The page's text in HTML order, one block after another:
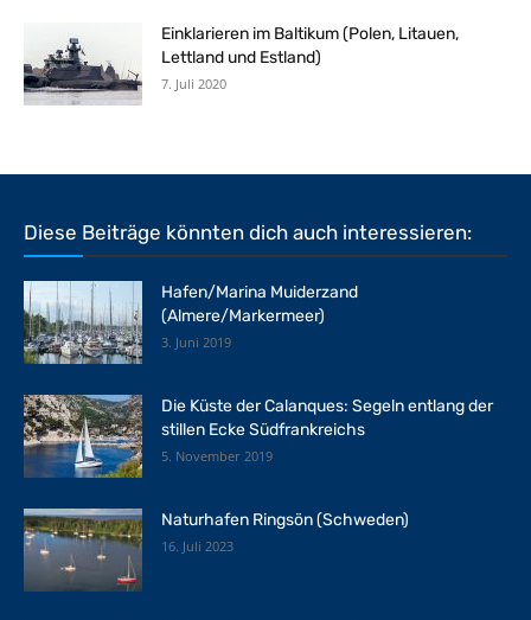
Einklarieren im Baltikum (Polen, Litauen,
Lettland und Estland)
7. Juli 2020
Diese Beiträge könnten dich auch interessieren:
Hafen/Marina Muiderzand
(Almere/Markermeer)
3. Juni 2019
Die Küste der Calanques: Segeln entlang der
stillen Ecke Südfrankreichs
5. November 2019
Naturhafen Ringsön (Schweden)
16. Juli 2023